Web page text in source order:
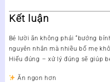
Kết luận
Bé lười ăn không phải “bướng
nguyên nhân mà nhiều bố mẹ
Hiểu đúng – xử lý đúng sẽ giúp
Ăn ngon hơn